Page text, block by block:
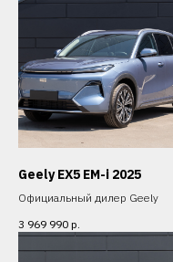
Geely EX5 EM-i 2025
Официальный дилер Geely
3 969 990 р.